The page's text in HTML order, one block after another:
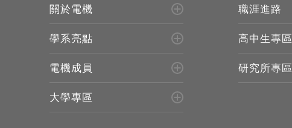
關於電機
學系亮點
電機成員
大學專區
職涯進路
高中生專區
研究所專區